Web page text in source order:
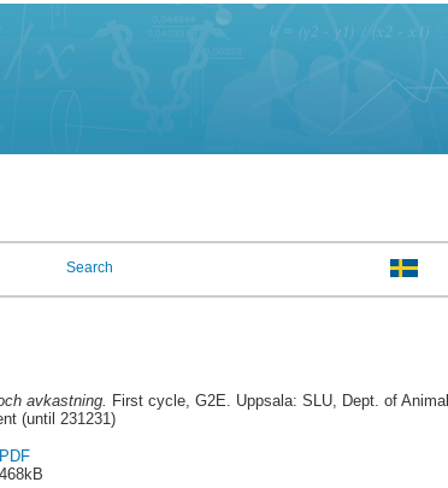
Search
avkastning. First cycle, G2E. Uppsala: SLU, Dept. of Animal
(until 231231)
PDF
468kB